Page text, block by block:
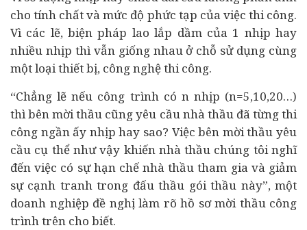
cho tính chất và mức độ phức tạp của việc thi công.
Vì các lẽ, biện pháp lao lắp dầm của 1 nhịp hay
nhiều nhịp thì vẫn giống nhau ở chỗ sử dụng cùng
một loại thiết bị, công nghệ thi công.
“Chẳng lẽ nếu công trình có n nhịp (n=5,10,20…)
thì bên mời thầu cũng yêu cầu nhà thầu đã từng thi
công ngần ấy nhịp hay sao? Việc bên mời thầu yêu
cầu cụ thể như vậy khiến nhà thầu chúng tôi nghĩ
đến việc có sự hạn chế nhà thầu tham gia và giảm
sự cạnh tranh trong đấu thầu gói thầu này”, một
doanh nghiệp đề nghị làm rõ hồ sơ mời thầu công
trình trên cho biết.